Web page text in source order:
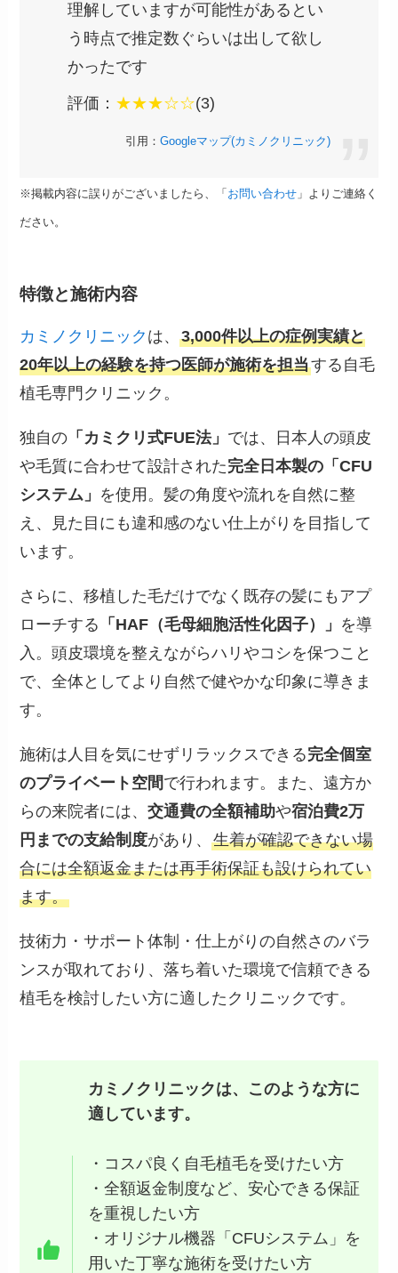
理解していますが可能性があるとい
う時点で推定数ぐらいは出して欲し
かったです
評価： ★★★☆☆(3)
引用： Googleマップ(カミノクリニック)
※掲載内容に誤りがございましたら、「 お問い合わせ 」よりご連絡く
ださい。
特徴と施術内容
カミノクリニック は、3,000件以上の症例実績と
20年以上の経験を持つ医師が施術を担当する自毛
植毛専門クリニック。
独自の 「カミクリ式FUE法」 では、日本人の頭皮
や毛質に合わせて設計された完全日本製の「CFU
システム」 を使用。髪の角度や流れを自然に整
え、見た目にも違和感のない仕上がりを目指して
います。
さらに、移植した毛だけでなく既存の髪にもアプ
ローチする 「HAF（毛母細胞活性化因子）」 を導
入。頭皮環境を整えながらハリやコシを保つこと
で、全体としてより自然で健やかな印象に導きま
す。
施術は人目を気にせずリラックスできる完全個室
のプライベート空間で行われます。また、遠方か
らの来院者には、交通費の全額補助や宿泊費2万
円までの支給制度があり、生着が確認できない場
合には全額返金または再手術保証も設けられてい
ます。
技術力・サポート体制・仕上がりの自然さのバラ
ンスが取れており、落ち着いた環境で信頼できる
植毛を検討したい方に適したクリニックです。
カミノクリニックは、このような方に
適しています。
・コスパ良く自毛植毛を受けたい方
・全額返金制度など、安心できる保証
を重視したい方
・オリジナル機器「CFUシステム」を
用いた丁寧な施術を受けたい方